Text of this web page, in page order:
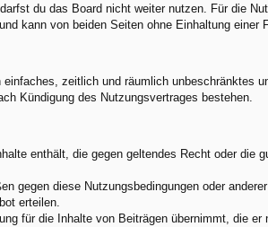
du das Board nicht weiter nutzen. Für die
kann von beiden Seiten ohne Einhaltung einer
zeitlich und räumlich unbeschränktes
Kündigung des Nutzungsvertrages bestehen.
enthält, die gegen geltendes Recht oder
gegen diese Nutzungsbedingungen oder
erteilen.
für die Inhalte von Beiträgen übernimmt, die